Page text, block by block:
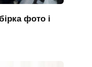
фото і